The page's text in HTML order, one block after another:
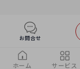
お問合せ
ホーム サービス